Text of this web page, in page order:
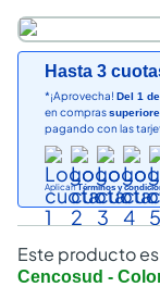
Hasta 3
*¡Aprovecha! Del 1
en compras
pagando con las
AplicanTérminos y
Este producto
Cencosud -